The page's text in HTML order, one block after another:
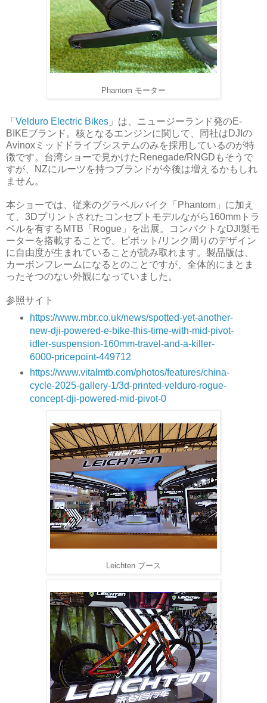
Phantom モーター
「 Velduro Electric Bikes 」は、ニュージーランド発のE-
BIKEブランド。核となるエンジンに関して、同社はDJIの
Avinoxミッドドライブシステムのみを採用しているのが特
徴です。台湾ショーで見かけたRenegade/RNGDもそうで
すが、NZにルーツを持つブランドが今後は増えるかもしれ
ません。
本ショーでは、従来のグラベルバイク「Phantom」に加え
て、3Dプリントされたコンセプトモデルながら160mmトラ
ベルを有するMTB「Rogue」を出展。コンパクトなDJI製モ
ーターを搭載することで、ピボット/リンク周りのデザイン
に自由度が生まれていることが読み取れます。製品版は、
カーボンフレームになるとのことですが、全体的にまとま
ったそつのない外観になっていました。
参照サイト
https://www.mbr.co.uk/news/spotted-yet-another-
new-dji-powered-e-bike-this-time-with-mid-pivot-
idler-suspension-160mm-travel-and-a-killer-
6000-pricepoint-449712
https://www.vitalmtb.com/photos/features/china-
cycle-2025-gallery-1/3d-printed-velduro-rogue-
concept-dji-powered-mid-pivot-0
Leichten ブース